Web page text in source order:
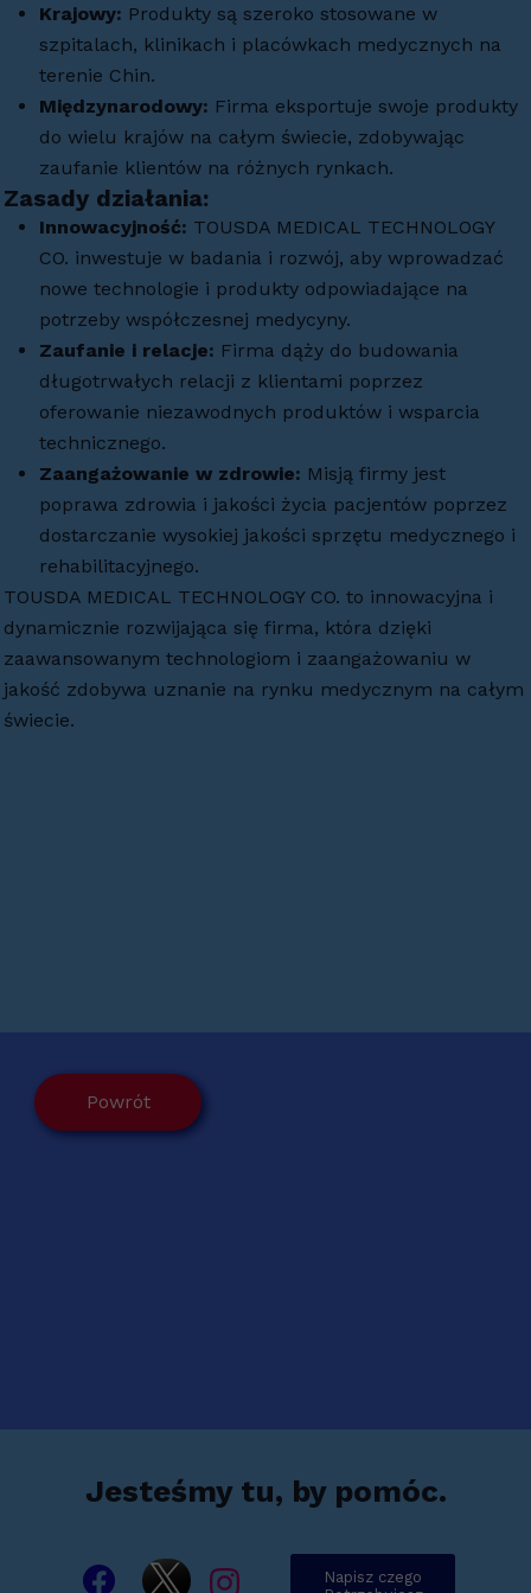
Krajowy: Produkty są szeroko stosowane w
szpitalach, klinikach i placówkach medycznych na
terenie Chin.
Międzynarodowy: Firma eksportuje swoje produkty
do wielu krajów na całym świecie, zdobywając
zaufanie klientów na różnych rynkach.
Zasady działania:
Innowacyjność: TOUSDA MEDICAL TECHNOLOGY
CO. inwestuje w badania i rozwój, aby wprowadzać
nowe technologie i produkty odpowiadające na
potrzeby współczesnej medycyny.
Zaufanie i relacje: Firma dąży do budowania
długotrwałych relacji z klientami poprzez
oferowanie niezawodnych produktów i wsparcia
technicznego.
Zaangażowanie w zdrowie: Misją firmy jest
poprawa zdrowia i jakości życia pacjentów poprzez
dostarczanie wysokiej jakości sprzętu medycznego i
rehabilitacyjnego.
TOUSDA MEDICAL TECHNOLOGY CO. to innowacyjna i
dynamicznie rozwijająca się firma, która dzięki
zaawansowanym technologiom i zaangażowaniu w
jakość zdobywa uznanie na rynku medycznym na całym
świecie.
Powrót
Jesteśmy tu, by pomóc.
Napisz czego